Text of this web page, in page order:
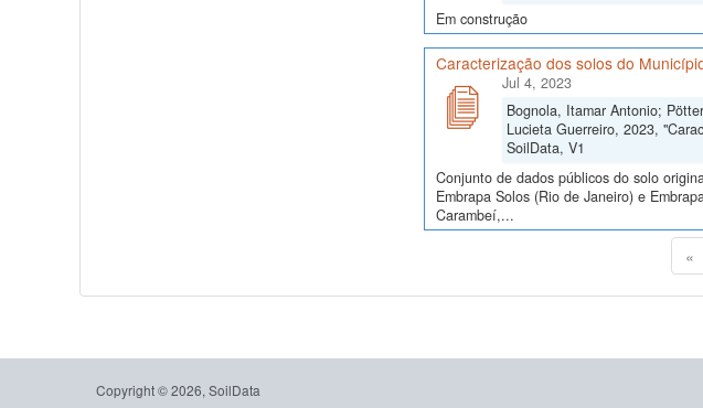
Em construção
Caracterização dos solos do
Jul 4, 2023
Bognola, Itamar Antonio;
Lucieta Guerreiro, 2023,
SoilData, V1
Conjunto de dados públicos do solo
Embrapa Solos (Rio de Janeiro) e
Carambeí,...
«
Copyright © 2026, SoilData